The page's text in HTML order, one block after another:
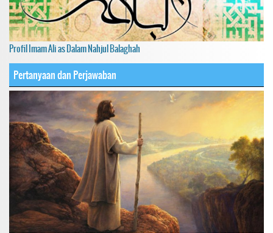
Profil Imam Ali as Dalam Nahjul Balaghah
Pertanyaan dan Perjawaban